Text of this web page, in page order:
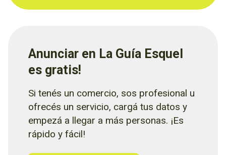
Anunciar en La Guía Esquel
es gratis!
Si tenés un comercio, sos profesional u
ofrecés un servicio, cargá tus datos y
empezá a llegar a más personas. ¡Es
rápido y fácil!